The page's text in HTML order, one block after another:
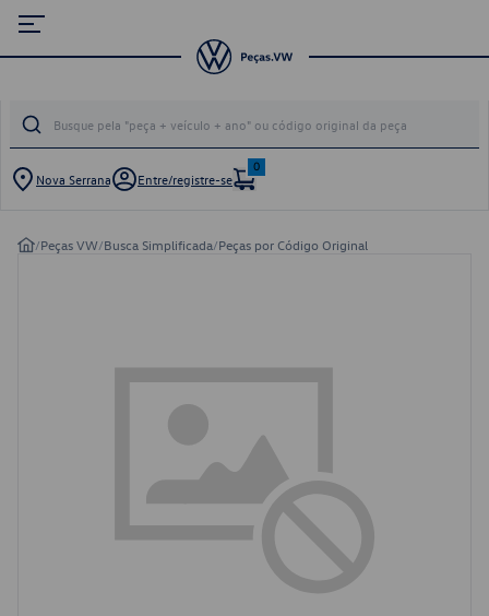
Nova Serrana Entre/registre-se
0
/Peças VW/Busca Simplificada/Peças por Código Original